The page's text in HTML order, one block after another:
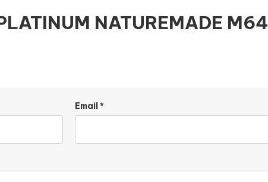
NATUREMADE M64
Email*